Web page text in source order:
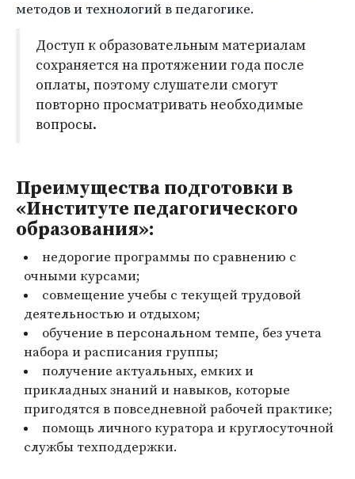
методов и технологий в педагогике.
Доступ к образовательным материалам
сохраняется на протяжении года после
оплаты, поэтому слушатели смогут
повторно просматривать необходимые
вопросы.
Преимущества подготовки в
«Институте педагогического
образования»:
недорогие программы по сравнению с
очными курсами;
совмещение учебы с текущей трудовой
деятельностью и отдыхом;
обучение в персональном темпе, без учета
набора и расписания группы;
получение актуальных, емких и
прикладных знаний и навыков, которые
пригодятся в повседневной рабочей практике;
помощь личного куратора и круглосуточной
службы техподдержки.